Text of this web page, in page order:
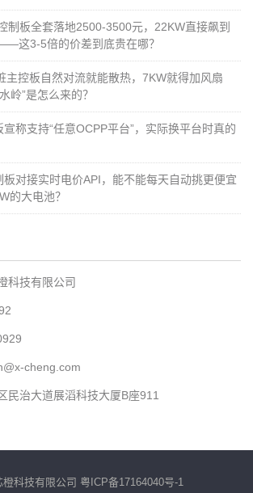
制板全套落地2500-3500元，22KW直接飙到
这3-5倍的价差到底贵在哪？
主控板自然对流就能散热，7KW就得加风扇
”是怎么来的？
称支持“任意OCPP平台”，实际换平台时真的
板对接实时电价API，能不能每天自动挑更便宜
的大电池？
科技有限公司
cheng.com
民治大道展滔科技大厦B座911
橙科技有限公司 粤ICP备17164040号-1